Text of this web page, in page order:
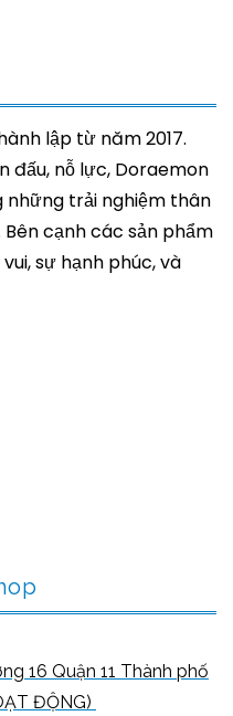
lập từ năm 2017.
đấu, nỗ lực, Doraemon
những trải nghiệm thân
cạnh các sản phẩm
sự hạnh phúc, và
16 Quận 11 Thành phố
ĐỘNG)